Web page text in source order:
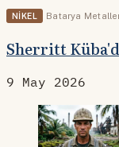
NIKEL Batarya
Sherritt
9 May 2026